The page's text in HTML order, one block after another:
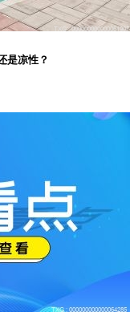
是凉性？